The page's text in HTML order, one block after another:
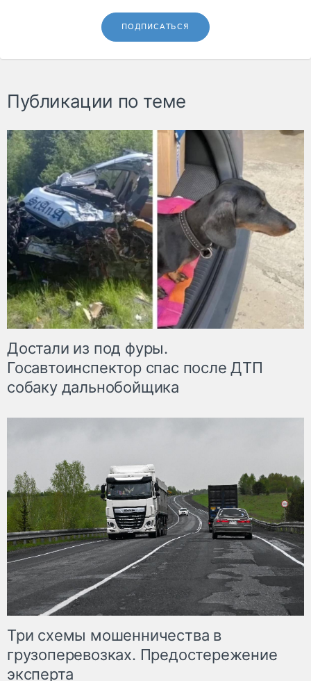
ПОДПИСАТЬСЯ
Публикации по теме
Достали из под фуры.
Госавтоинспектор спас после ДТП
собаку дальнобойщика
Три схемы мошенничества в
грузоперевозках. Предостережение
эксперта